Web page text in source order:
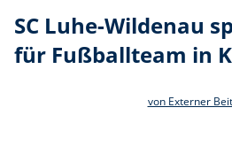
SC Luhe-Wildenau
für Fußballteam in
von Externer